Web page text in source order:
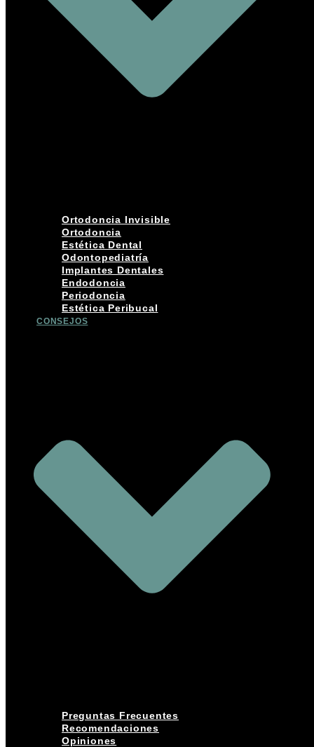
Ortodoncia Invisible
Ortodoncia
Estética Dental
Odontopediatría
Implantes Dentales
Endodoncia
Periodoncia
Estética Peribucal
CONSEJOS
Preguntas Frecuentes
Recomendaciones
Opiniones